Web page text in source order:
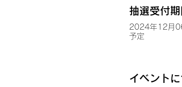
抽選受付期
2024年12月
予定
イベント